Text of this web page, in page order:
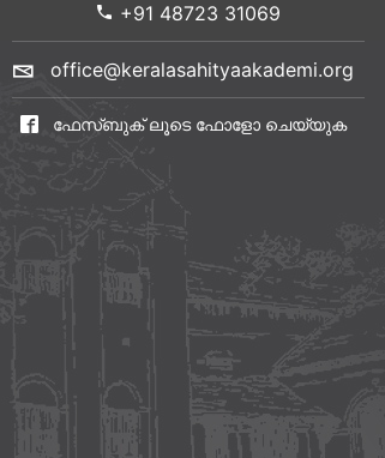
+91 48723 31069
office@keralasahityaakademi.org
ഫേസ്ബുക് ലൂടെ ഫോളോ ചെയ്യുക